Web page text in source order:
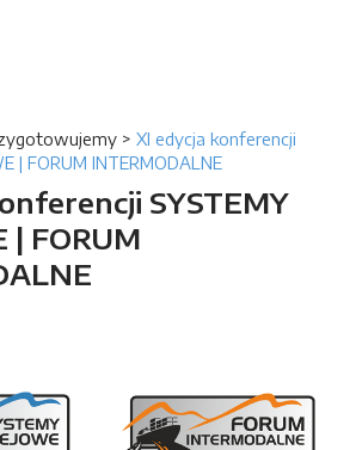
> XI edycja konferencji
| FORUM INTERMODALNE
SYSTEMY
| FORUM